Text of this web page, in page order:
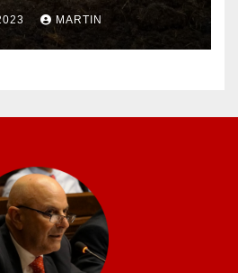
MIÉRCOLES
MARTIN